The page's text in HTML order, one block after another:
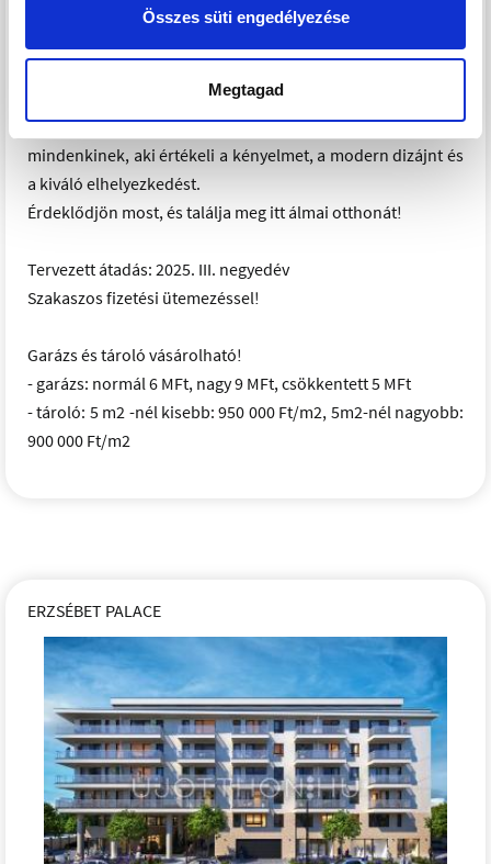
Összes süti engedélyezése
Megtagad
- Bosnyák téri piac 12 perc busszal (124, 125, 125B)
Ne hagyja ki ezt a kivételes lehetőséget, hogy egy ilyen
exkluzív lakóparkban éljen!
Az Erzsébet Palace lakásai tökéletes otthont nyújtanak
mindenkinek, aki értékeli a kényelmet, a modern dizájnt és
a kiváló elhelyezkedést.
Érdeklődjön most, és találja meg itt álmai otthonát!
Tervezett átadás: 2025. III. negyedév
Szakaszos fizetési ütemezéssel!
Garázs és tároló vásárolható!
- garázs: normál 6 MFt, nagy 9 MFt, csökkentett 5 MFt
- tároló: 5 m2 -nél kisebb: 950 000 Ft/m2, 5m2-nél nagyobb:
900 000 Ft/m2
ERZSÉBET PALACE